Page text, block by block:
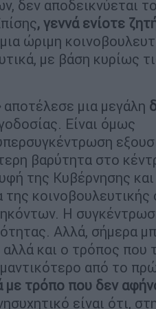
δεν αποδεικνύεται
, γεννά ενίοτε
ώριμη
με βάση κυρίως
αποτέλεσε μια μεγάλη
Είναι όμως
βαρύτητα στο
της Κυβέρνησης και
της
Η
Αλλά, σήμερα
και ο τρόπος που
από το
με τρόπο που δεν
είναι ότι,